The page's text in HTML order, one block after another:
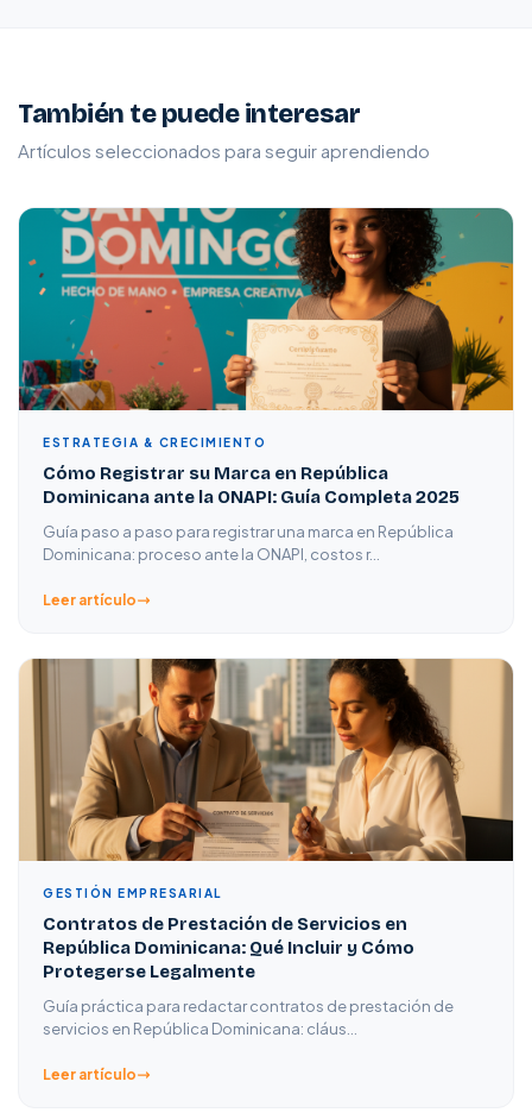
También te puede interesar
Artículos seleccionados para seguir aprendiendo
ESTRATEGIA & CRECIMIENTO
Cómo Registrar su Marca en República
Dominicana ante la ONAPI: Guía Completa 2025
Guía paso a paso para registrar una marca en República
Dominicana: proceso ante la ONAPI, costos r…
Leer artículo
GESTIÓN EMPRESARIAL
Contratos de Prestación de Servicios en
República Dominicana: Qué Incluir y Cómo
Protegerse Legalmente
Guía práctica para redactar contratos de prestación de
servicios en República Dominicana: cláus…
Leer artículo